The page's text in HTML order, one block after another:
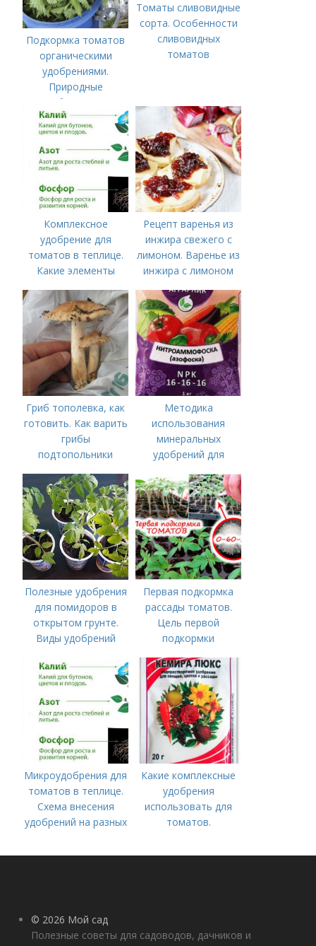
Подкормка томатов
органическими
удобрениями.
Природные
удобрения для
подкормки "по листу"
Томаты сливовидные
сорта. Особенности
сливовидных
томатов
Комплексное
удобрение для
томатов в теплице.
Какие элементы
особенности их
внесения
Рецепт варенья из
инжира свежего с
лимоном. Варенье из
инжира с лимоном
Гриб тополевка, как
готовить. Как варить
грибы
подтопольники
Методика
использования
минеральных
удобрений для
Минеральное
питание
Полезные удобрения
для помидоров в
открытом грунте.
Виды удобрений
Первая подкормка
рассады томатов.
Цель первой
подкормки
Микроудобрения для
томатов в теплице.
Схема внесения
удобрений на разных
помидоров
Какие комплексные
удобрения
использовать для
томатов.
комплексные
© 2026 Мой сад
Полезные советы для садоводов, дачников и